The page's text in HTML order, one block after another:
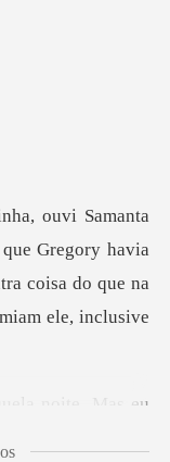
Gregory havia
coisa do que
quela noite. Mas eu